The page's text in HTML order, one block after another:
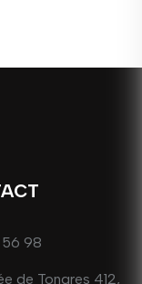
98
de Tongres 412,